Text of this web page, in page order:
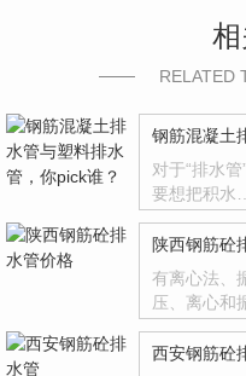
RELATED
钢筋混凝土
对于“排水
要想把积水…
陕西钢筋砼
有离心法、
压、离心和
西安钢筋砼